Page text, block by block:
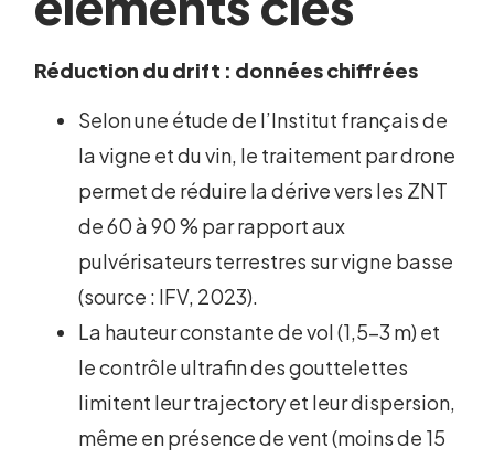
Réduction du drift : données chiffrées
Selon une étude de l’Institut français de
la vigne et du vin, le traitement par drone
permet de réduire la dérive vers les ZNT
de 60 à 90 % par rapport aux
pulvérisateurs terrestres sur vigne basse
(source : IFV, 2023).
La hauteur constante de vol (1,5-3 m) et
le contrôle ultrafin des gouttelettes
limitent leur trajectory et leur dispersion,
même en présence de vent (moins de 15